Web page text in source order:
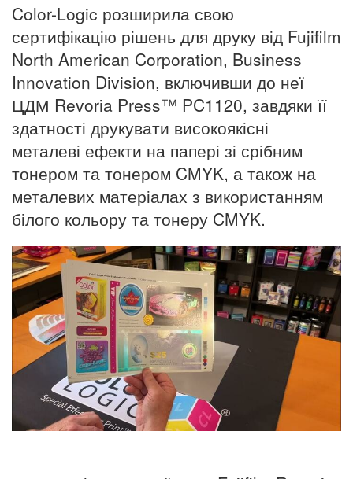
Color-Logic розширила свою
сертифікацію рішень для друку від Fujifilm
North American Corporation, Business
Innovation Division, включивши до неї
ЦДМ Revoria Press™ PC1120, завдяки її
здатності друкувати високоякісні
металеві ефекти на папері зі срібним
тонером та тонером CMYK, а також на
металевих матеріалах з використанням
білого кольору та тонеру CMYK.